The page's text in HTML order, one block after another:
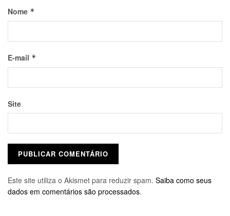
Nome *
E-mail *
Site
Este site utiliza o Akismet para reduzir spam. Saiba como seus
dados em comentários são processados.